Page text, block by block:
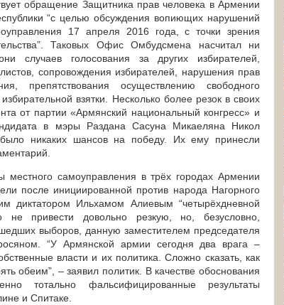
обращение Защитника прав человека в Армении
“с целью обсуждения вопиющих нарушений
17 апреля 2016 года, с точки зрения
Таковых Офис Омбудсмена насчитал ни
голосования за других избирателей,
сопровождения избирателей, нарушения прав
препятствования осуществлению свободного
взятки. Несколько более резок в своих
от партии «Армянский национальный конгресс» и
в мэры Раздана Сасуна Микаеляна Никол
никаких шансов на победу. Их ему принесли
местного самоуправления в трёх городах Армении
после инициированной против народа Нагорного
диктатором Ильхамом Алиевым “четырёхдневной
привести довольно резкую, но, безусловно,
выборов, данную заместителем председателя
“У Армянской армии сегодня два врага –
власти и их политика. Сложно сказать, как
обеим”, –заявил политик. В качестве обоснования
тотально фальсифицированные результаты
и Спитаке.